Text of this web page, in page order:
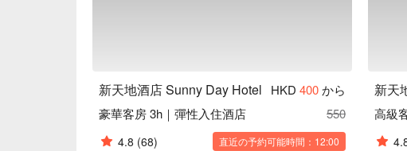
新天地酒店 Sunny Day Hotel HKD 400から
豪華客房 3h｜彈性入住酒店
550
4.8 (68) 直近の予約可能時間：12:00
新天
高級